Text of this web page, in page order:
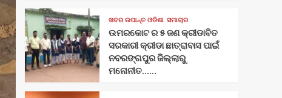
ଖବର ଉପାନ୍ତ ଓଡିଶା ସମାଚାର
ଉମରକୋଟ ର ୫ ଜଣ କ୍ରୀଡାବିତ
ସରକାରୀ କ୍ରୀଡା ଛାତ୍ରାବାସ ପାଇଁ
ନବରଙ୍ଗପୁର ଜିଲ୍ଲାରୁ
ମନୋନୀତ……